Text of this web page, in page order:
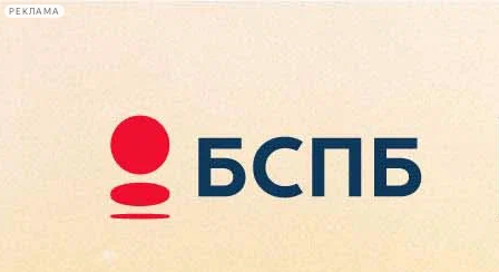
РЕКЛАМА
Сегодня:
2026.08.09
14:32
Афиша Plus